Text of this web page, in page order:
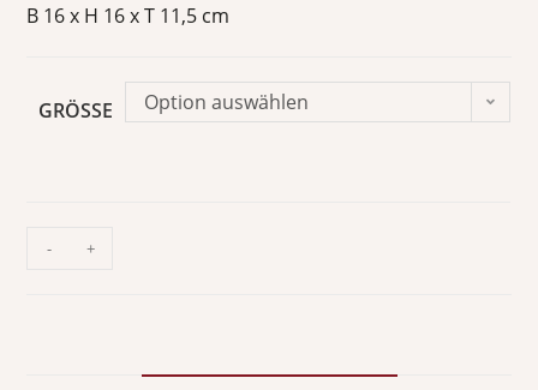
B 16 x H 16 x T 11,5 cm
GRÖSSE Option auswählen
- +